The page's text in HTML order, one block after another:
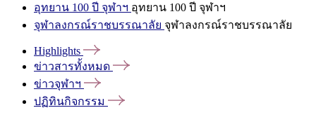
อุทยาน 100 ปี จุฬาฯ อุทยาน 100 ปี จุฬาฯ
จุฬาลงกรณ์ราชบรรณาลัย จุฬาลงกรณ์ราชบรรณาลัย
Highlights
ข่าวสารทั้งหมด
ข่าวจุฬาฯ
ปฏิทินกิจกรรม